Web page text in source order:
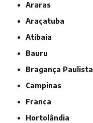
Araras
Araçatuba
Atibaia
Bauru
Bragança Paulista
Campinas
Franca
Hortolândia